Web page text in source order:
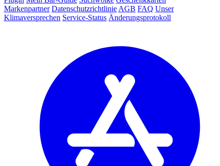
Markenpartner Datenschutzrichtlinie AGB FAQ Unser
Klimaversprechen Service-Status Änderungsprotokoll